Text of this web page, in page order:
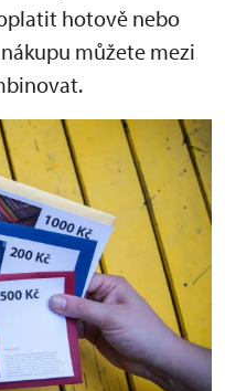
hotově nebo
můžete mezi